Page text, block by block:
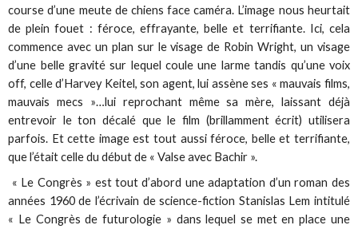
course d’une meute de chiens face caméra. L’image nous heurtait
de plein fouet : féroce, effrayante, belle et terrifiante. Ici, cela
commence avec un plan sur le visage de Robin Wright, un visage
d’une belle gravité sur lequel coule une larme tandis qu’une voix
off, celle d’Harvey Keitel, son agent, lui assène ses « mauvais films,
mauvais mecs »…lui reprochant même sa mère, laissant déjà
entrevoir le ton décalé que le film (brillamment écrit) utilisera
parfois. Et cette image est tout aussi féroce, belle et terrifiante,
que l’était celle du début de « Valse avec Bachir ».
« Le Congrès » est tout d’abord une adaptation d’un roman des
années 1960 de l’écrivain de science-fiction Stanislas Lem intitulé
« Le Congrès de futurologie » dans lequel se met en place une